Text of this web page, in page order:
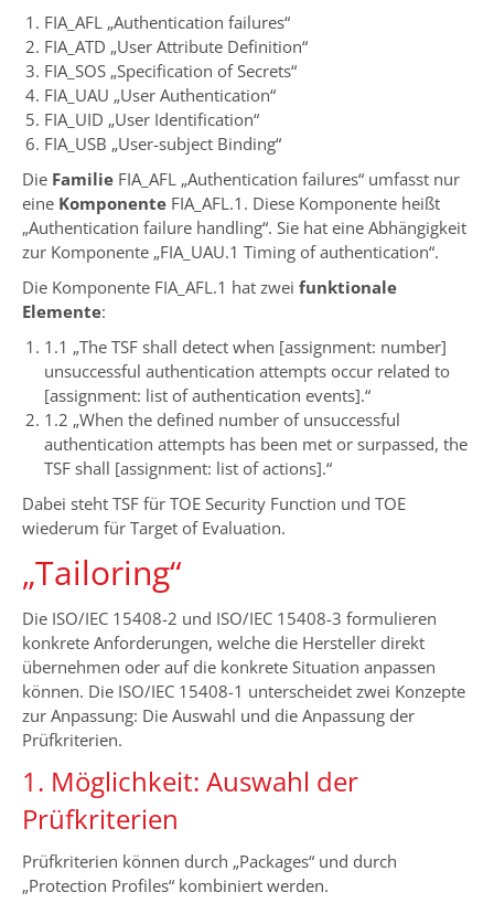
FIA_AFL „Authentication failures“
FIA_ATD „User Attribute Definition“
FIA_SOS „Specification of Secrets“
FIA_UAU „User Authentication“
FIA_UID „User Identification“
FIA_USB „User-subject Binding“
Die Familie FIA_AFL „Authentication failures“ umfasst nur
eine Komponente FIA_AFL.1. Diese Komponente heißt
„Authentication failure handling“. Sie hat eine Abhängigkeit
zur Komponente „FIA_UAU.1 Timing of authentication“.
Die Komponente FIA_AFL.1 hat zwei funktionale
Elemente:
1.1 „The TSF shall detect when [assignment: number]
unsuccessful authentication attempts occur related to
[assignment: list of authentication events].“
1.2 „When the defined number of unsuccessful
authentication attempts has been met or surpassed, the
TSF shall [assignment: list of actions].“
Dabei steht TSF für TOE Security Function und TOE
wiederum für Target of Evaluation.
„Tailoring“
Die ISO/IEC 15408-2 und ISO/IEC 15408-3 formulieren
konkrete Anforderungen, welche die Hersteller direkt
übernehmen oder auf die konkrete Situation anpassen
können. Die ISO/IEC 15408-1 unterscheidet zwei Konzepte
zur Anpassung: Die Auswahl und die Anpassung der
Prüfkriterien.
1. Möglichkeit: Auswahl der
Prüfkriterien
Prüfkriterien können durch „Packages“ und durch
„Protection Profiles“ kombiniert werden.